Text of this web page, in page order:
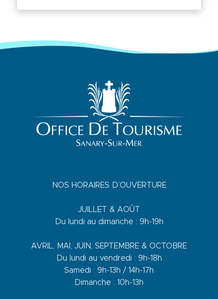
NOS HORAIRES D’OUVERTURE
JUILLET & AOÛT
Du lundi au dimanche : 9h-19h
AVRIL, MAI, JUIN, SEPTEMBRE & OCTOBRE
Du lundi au vendredi : 9h-18h
Samedi : 9h-13h / 14h-17h
Dimanche : 10h-13h